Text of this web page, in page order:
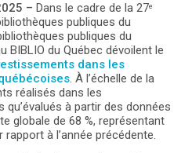
– Dans le cadre de la 27e
publiques du
publiques du
BIBLIO du Québec dévoilent le
dans les
. À l’échelle de la
réalisés dans les
qu’évalués à partir des données
globale de 68 %, représentant
à l’année précédente.